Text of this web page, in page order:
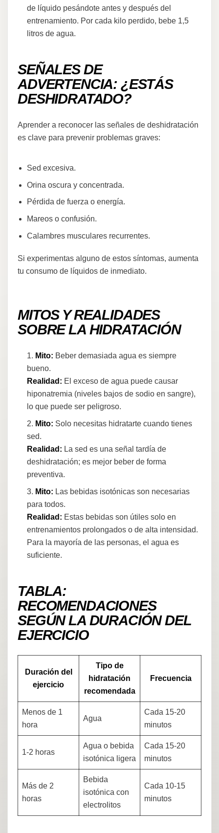
de líquido pesándote antes y después del
entrenamiento. Por cada kilo perdido, bebe 1,5
litros de agua.
SEÑALES DE
ADVERTENCIA: ¿ESTÁS
DESHIDRATADO?
Aprender a reconocer las señales de deshidratación
es clave para prevenir problemas graves:
Sed excesiva.
Orina oscura y concentrada.
Pérdida de fuerza o energía.
Mareos o confusión.
Calambres musculares recurrentes.
Si experimentas alguno de estos síntomas, aumenta
tu consumo de líquidos de inmediato.
MITOS Y REALIDADES
SOBRE LA HIDRATACIÓN
Mito: Beber demasiada agua es siempre
bueno.
Realidad: El exceso de agua puede causar
hiponatremia (niveles bajos de sodio en sangre),
lo que puede ser peligroso.
Mito: Solo necesitas hidratarte cuando tienes
sed.
Realidad: La sed es una señal tardía de
deshidratación; es mejor beber de forma
preventiva.
Mito: Las bebidas isotónicas son necesarias
para todos.
Realidad: Estas bebidas son útiles solo en
entrenamientos prolongados o de alta intensidad.
Para la mayoría de las personas, el agua es
suficiente.
TABLA:
RECOMENDACIONES
SEGÚN LA DURACIÓN DEL
EJERCICIO
Duración del
ejercicio
Tipo de
hidratación
recomendada
Frecuencia
Menos de 1
hora
Agua
Cada 15-20
minutos
1-2 horas
Agua o bebida
isotónica ligera
Cada 15-20
minutos
Más de 2
horas
Bebida
isotónica con
electrolitos
Cada 10-15
minutos